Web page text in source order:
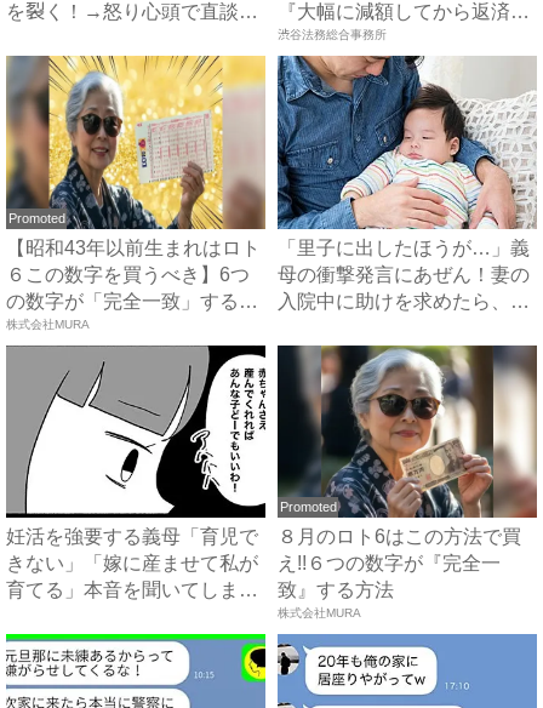
を裂く！→怒り心頭で直談判
『大幅に減額してから返済
す...
渋谷法務総合事務所
Promoted
【昭和43年以前生まれはロト
６この数字を買うべき】6つ
の数字が「完全一致」する
方...
株式会社MURA
「里子に出したほうが…」義
母の衝撃発言にあぜん！妻の
入院中に助けを求めたら、冷
妊活を強要する義母「育児で
きない」「嫁に産ませて私が
育てる」本音を聞いてしまい
Promoted
８月のロト6はこの方法で買
え!!６つの数字が『完全一
致』する方法
株式会社MURA